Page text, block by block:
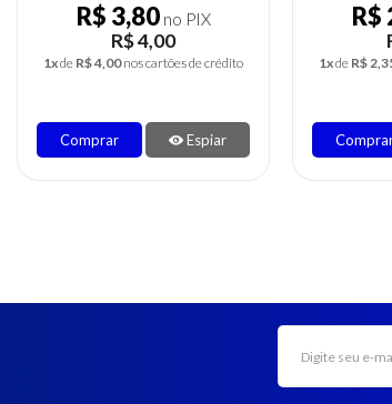
R$ 2,23no PIX
R$ 2,35
1xde R$ 2,35 nos cartões de crédito
Comprar Espiar
R$
1xde R$